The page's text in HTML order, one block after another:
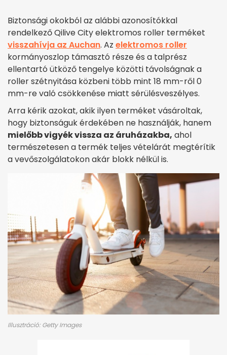
Biztonsági okokból az alábbi azonosítókkal
rendelkező Qilive City elektromos roller terméket
visszahívja az Auchan. Az elektromos roller
kormányoszlop támasztó része és a talprész
ellentartó ütköző tengelye közötti távolságnak a
roller szétnyitása közbeni több mint 18 mm-ről 0
mm-re való csökkenése miatt sérülésveszélyes.
Arra kérik azokat, akik ilyen terméket vásároltak,
hogy biztonságuk érdekében ne használják, hanem
mielőbb vigyék vissza az áruházakba, ahol
természetesen a termék teljes vételárát megtérítik
a vevőszolgálatokon akár blokk nélkül is.
Illusztráció: Getty Images